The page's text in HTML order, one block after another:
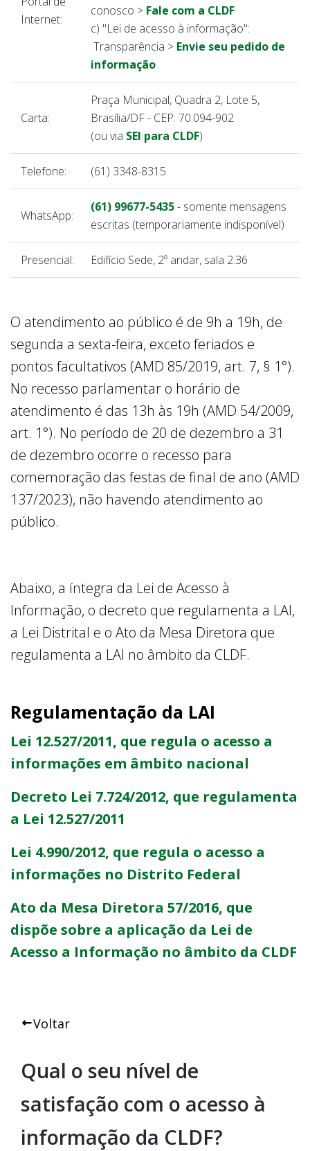
Internet:
conosco > Fale com a CLDF
c) "Lei de acesso à informação":
Transparência > Envie seu pedido de
informação
Carta:
Praça Municipal, Quadra 2, Lote 5,
Brasília/DF - CEP: 70.094-902
(ou via SEI para CLDF)
Telefone: (61) 3348-8315
WhatsApp:
(61) 99677-5435- somente mensagens
escritas (temporariamente indisponível)
Presencial: Edifício Sede, 2º andar, sala 2.36
O atendimento ao público é de 9h a 19h, de
segunda a sexta-feira, exceto feriados e
pontos facultativos (AMD 85/2019, art. 7, § 1°).
No recesso parlamentar o horário de
atendimento é das 13h às 19h (AMD 54/2009,
art. 1°). No período de 20 de dezembro a 31
de dezembro ocorre o recesso para
comemoração das festas de final de ano (AMD
137/2023), não havendo atendimento ao
público.
Abaixo, a íntegra da Lei de Acesso à
Informação, o decreto que regulamenta a LAI,
a Lei Distrital e o Ato da Mesa Diretora que
regulamenta a LAI no âmbito da CLDF.
Regulamentação da LAI
Lei 12.527/2011, que regula o acesso a
informações em âmbito nacional
Decreto Lei 7.724/2012, que regulamenta
a Lei 12.527/2011
Lei 4.990/2012, que regula o acesso a
informações no Distrito Federal
Ato da Mesa Diretora 57/2016, que
dispõe sobre a aplicação da Lei de
Acesso a Informação no âmbito da CLDF
Voltar
Qual o seu nível de
satisfação com o acesso à
informação da CLDF?